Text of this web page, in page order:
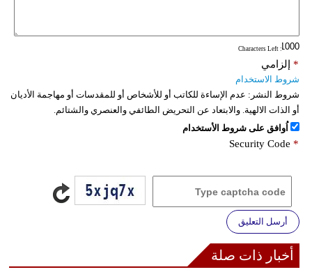
: Characters Left
إلزامي *
شروط الاستخدام
شروط النشر: عدم الإساءة للكاتب أو للأشخاص أو للمقدسات أو مهاجمة الأديان
أو الذات الالهية. والابتعاد عن التحريض الطائفي والعنصري والشتائم.
اُوافق على شروط الأستخدام
Security Code *
أرسل التعليق
أخبار ذات صلة